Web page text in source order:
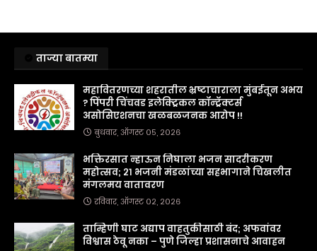
ताज्या बातम्या
महावितरणच्या शहरातील भ्रष्टाचाराला मुंबईतून अभय
? पिंपरी चिंचवड इलेक्ट्रिकल कॉन्ट्रॅक्टर्स
असोसिएशनचा खळबळजनक आरोप !!
बुधवार, ऑगस्ट ०५, २०२६
भक्तिरसात न्हाऊन निघाला भजन सादरीकरण
महोत्सव; २१ भजनी मंडळांच्या सहभागाने चिखलीत
मंगलमय वातावरण
रविवार, ऑगस्ट ०२, २०२६
ताम्हिणी घाट अद्याप वाहतुकीसाठी बंद; अफवांवर
विश्वास ठेवू नका – पुणे जिल्हा प्रशासनाचे आवाहन